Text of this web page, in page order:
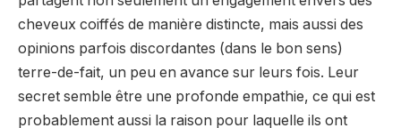
cheveux coiffés de manière distincte, mais aussi des
opinions parfois discordantes (dans le bon sens)
terre-de-fait, un peu en avance sur leurs fois. Leur
secret semble être une profonde empathie, ce qui est
probablement aussi la raison pour laquelle ils ont